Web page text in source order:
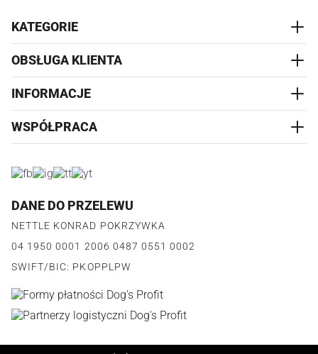
KATEGORIE
AKCESORIA
WYPRZEDAŻ
OBSŁUGA KLIENTA
REALIZACJA I WYSYŁKA
WYMIANA
PŁATNOŚCI
FAQ
INFORMACJE
KONTAKT
O PRODUKCIE
WSPÓŁPRACA
JAK DZIAŁA PROGRAM
REGULAMIN PROGRAMU
POLITYKA PRYWATNOŚCI PROGRAMU
DANE DO PRZELEWU
NETTLE KONRAD POKRZYWKA
04 1950 0001 2006 0487 0551 0002
SWIFT/BIC: PKOPPLPW